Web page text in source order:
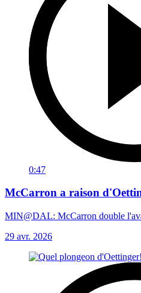
0:47
McCarron a raison
MIN@DAL: McCarron double
29 avr. 2026